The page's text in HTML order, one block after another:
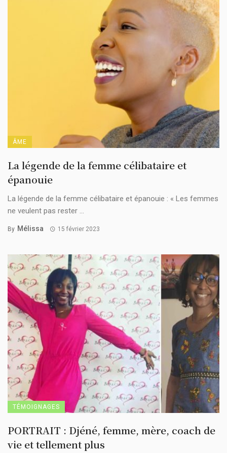
ÂME
La légende de la femme célibataire et
épanouie
La légende de la femme célibataire et épanouie : « Les femmes
ne veulent pas rester ...
By Mélissa 15 février 2023
TÉMOIGNAGES
PORTRAIT : Djéné, femme, mère, coach de
vie et tellement plus